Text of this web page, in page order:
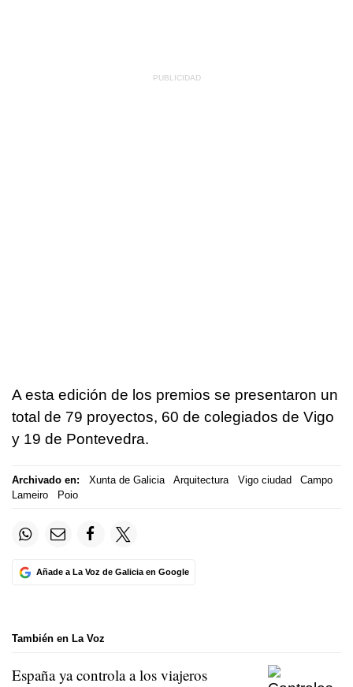
A esta edición de los premios se presentaron un
total de 79 proyectos, 60 de colegiados de Vigo
y 19 de Pontevedra.
Archivado en: Xunta de Galicia Arquitectura Vigo ciudad
Campo
Lameiro
Poio
Añade a La Voz de Galicia en Google
También en La Voz
España ya controla a los viajeros